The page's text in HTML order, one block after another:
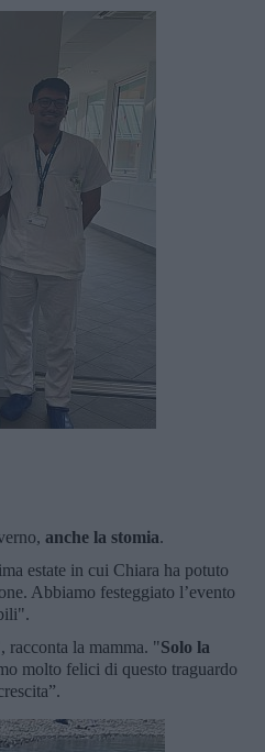
anche la stomia.
estate in cui Chiara ha potuto
Abbiamo festeggiato l’evento
racconta la mamma. "Solo la
molto felici di questo traguardo